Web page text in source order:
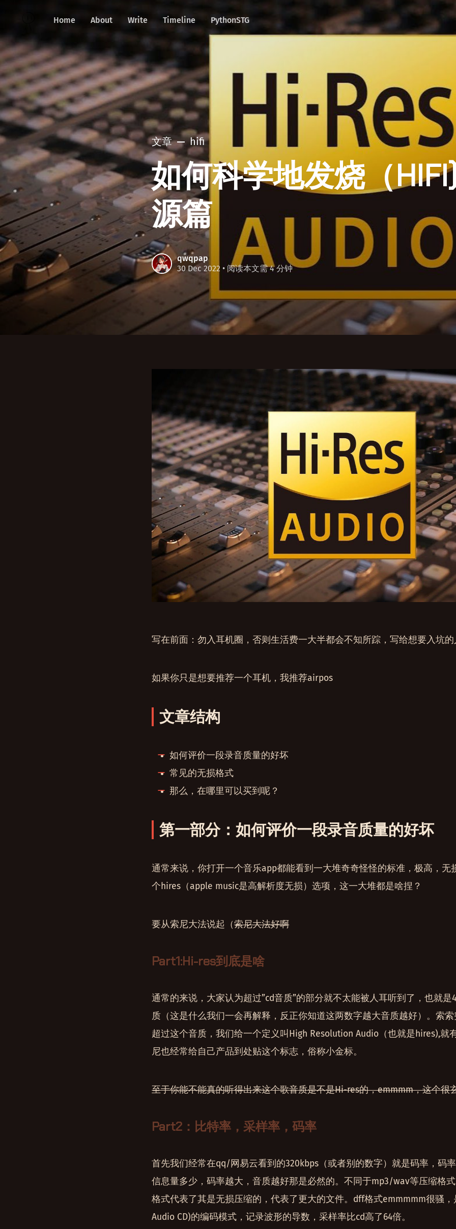
Home About Write Timeline PythonSTG
文章 hifi
如何科学地发烧（
源篇
qwqpap
30 Dec 2022 • 阅读本文需 4 分钟
写在前面：勿入耳机圈，否则生活费一大半都会不知所踪，写给想要入坑
如果你只是想要推荐一个耳机，我推荐airpos
文章结构
如何评价一段录音质量的好坏
常见的无损格式
那么，在哪里可以买到呢？
第一部分：如何评价一段录音质量的好坏
通常来说，你打开一个音乐app都能看到一大堆奇奇怪怪的标准，极高，无
个hires（apple music是高解析度无损）选项，这一大堆都是啥捏？
要从索尼大法说起（索尼大法好啊
Part1:Hi-res到底是啥
通常的来说，大家认为超过”cd音质”的部分就不太能被人耳听到了，也就是
质（这是什么我们一会再解释，反正你知道这两数字越大音质越好）。索
超过这个音质，我们给一个定义叫High Resolution Audio（也就是hires),就
尼也经常给自己产品到处贴这个标志，俗称小金标。
至于你能不能真的听得出来这个歌音质是不是Hi-res的，emmmm，这个很
Part2：比特率，采样率，码率
首先我们经常在qq/网易云看到的320kbps（或者别的数字）就是码率，码
信息量多少，码率越大，音质越好那是必然的。不同于mp3/wav等压缩格
格式代表了其是无损压缩的，代表了更大的文件。dff格式emmmmm很骚，
Audio CD)的编码模式，记录波形的导数，采样率比cd高了64倍。